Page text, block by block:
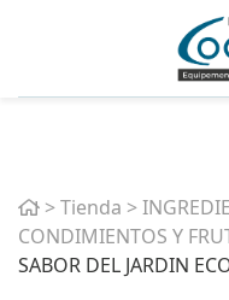
Home
>Tienda >
CONDIMIENTOS Y
SABOR DEL JARDIN